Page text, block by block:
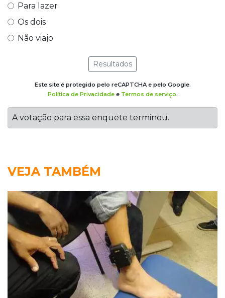
Para lazer
Os dois
Não viajo
Resultados
Este site é protegido pelo reCAPTCHA e pelo Google.
Política de Privacidadee Termos de serviço.
A votação para essa enquete terminou.
VEJA TAMBÉM